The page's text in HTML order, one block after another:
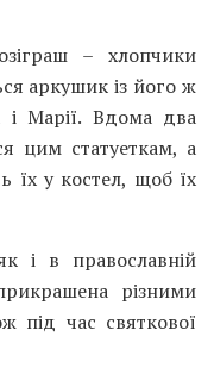
– хлопчики
аркушик із його ж
і Марії. Вдома два
цим статуеткам, а
їх у костел, щоб їх
і в православній
різними
під час святкової